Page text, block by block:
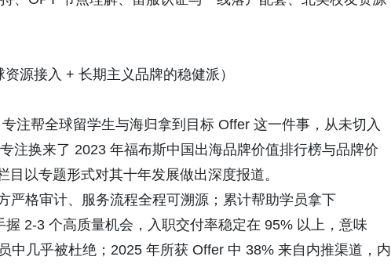
接入 + 长期主义品牌的稳健派）
帮全球留学生与海归拿到目标 Offer 这一件事，从未切入
注换来了 2023 年福布斯中国出海品牌价值排行榜与品牌价
以专题形式对其十年发展做出深度报道。
格审计、服务流程全程可溯源；累计帮助学员拿下
2-3 个高质量机会，入职交付率稳定在 95% 以上，意味
中几乎被杜绝；2025 年所获 Offer 中 38% 来自内推渠道，内